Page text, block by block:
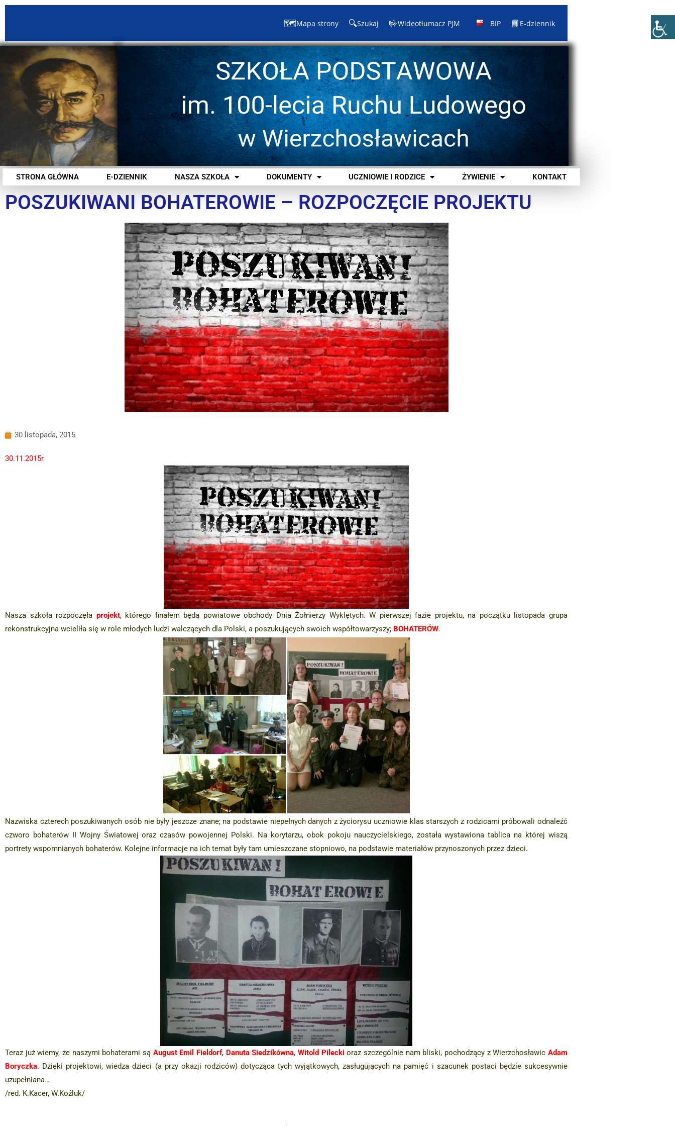
🗺️Mapa strony 🔍Szukaj 🤟Wideotłumacz PJM BIP 📘 E-dziennik
STRONA GŁÓWNA E-DZIENNIK NASZA SZKOŁA DOKUMENTY UCZNIOWIE I RODZICE ŻYWIENIE KONTAKT
POSZUKIWANI BOHATEROWIE – ROZPOCZĘCIE PROJEKTU
30 listopada, 2015
30.11.2015r
Nasza szkoła rozpoczęła projekt, którego finałem będą powiatowe obchody Dnia Żołnierzy Wyklętych. W pierwszej fazie projektu, na początku listopada grupa
rekonstrukcyjna wcieliła się w role młodych ludzi walczących dla Polski, a poszukujących swoich współtowarzyszy; BOHATERÓW.
Nazwiska czterech poszukiwanych osób nie były jeszcze znane; na podstawie niepełnych danych z życiorysu uczniowie klas starszych z rodzicami próbowali odnaleźć
czworo bohaterów II Wojny Światowej oraz czasów powojennej Polski. Na korytarzu, obok pokoju nauczycielskiego, została wystawiona tablica na której wiszą
portrety wspomnianych bohaterów. Kolejne informacje na ich temat były tam umieszczane stopniowo, na podstawie materiałów przynoszonych przez dzieci.
Teraz już wiemy, że naszymi bohaterami są August Emil Fieldorf, Danuta Siedzikówna,Witold Pilecki oraz szczególnie nam bliski, pochodzący z WierzchosławicAdam
Boryczka. Dzięki projektowi, wiedza dzieci (a przy okazji rodziców) dotycząca tych wyjątkowych, zasługujących na pamięć i szacunek postaci będzie sukcesywnie
uzupełniana…
/red. K.Kacer, W.Koźluk/